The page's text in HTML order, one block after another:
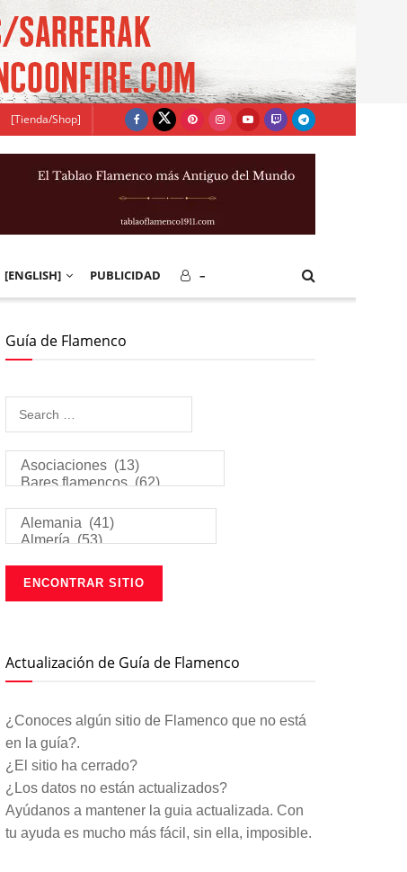
[Tienda/Shop]
[ENGLISH] PUBLICIDAD –
Guía de Flamenco
Actualización de Guía de Flamenco
¿Conoces algún sitio de Flamenco que no está
en la guía?.
¿El sitio ha cerrado?
¿Los datos no están actualizados?
Ayúdanos a mantener la guia actualizada. Con
tu ayuda es mucho más fácil, sin ella, imposible.